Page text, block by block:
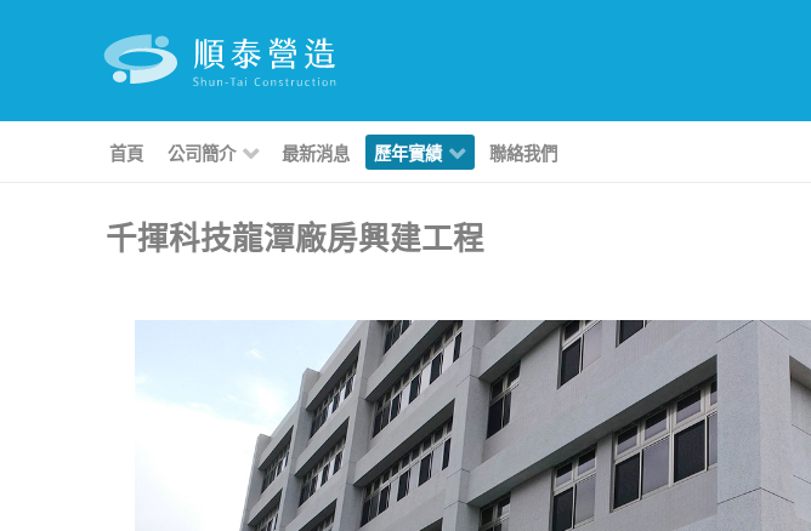
首頁 公司簡介 最新消息 歷年實績 聯絡我們
千揮科技龍潭廠房興建工程